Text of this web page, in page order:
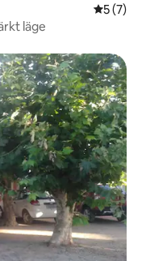
5 av 5 i
5 (7)
läge